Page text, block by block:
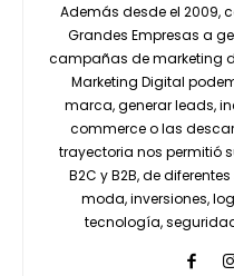
Además desde el 2009,
Grandes Empresas a
campañas de marketing
Marketing Digital
marca, generar leads,
commerce o las
trayectoria nos permitió
B2C y B2B, de
moda, inversiones,
tecnología,